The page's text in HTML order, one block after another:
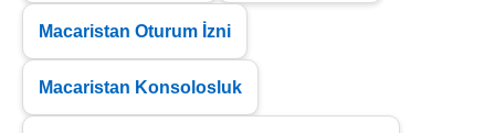
Macaristan Oturum İzni
Macaristan Konsolosluk